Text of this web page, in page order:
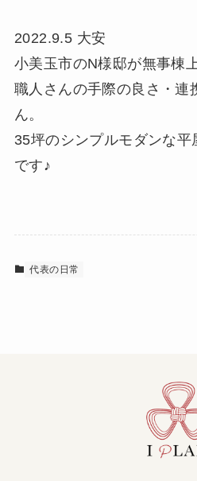
2022.9.5 大安
小美玉市のN様邸が無事棟
職人さんの手際の良さ・連
ん。
35坪のシンプルモダンな
です♪
代表の日常